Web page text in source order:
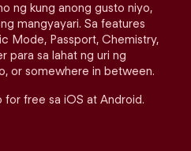
ng kung anong gusto niyo,
mangyayari. Sa features
Mode, Passport, Chemistry,
para sa lahat ng uri ng
or somewhere in between.
free sa iOS at Android.